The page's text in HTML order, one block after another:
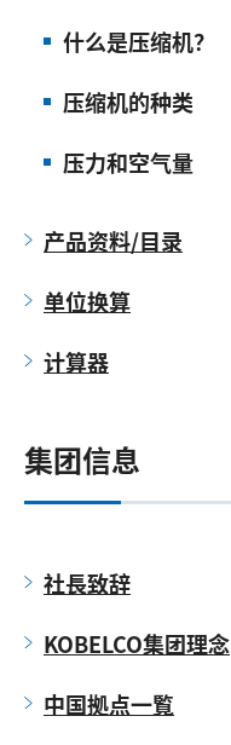
什么是压缩机？
压缩机的种类
压力和空气量
产品资料/目录
单位换算
计算器
集团信息
社長致辞
KOBELCO集团理念
中国拠点一覧